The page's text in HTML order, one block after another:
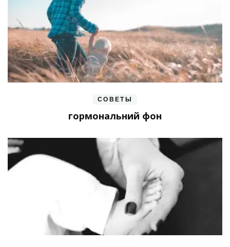
СОВЕТЫ
гормональний фон